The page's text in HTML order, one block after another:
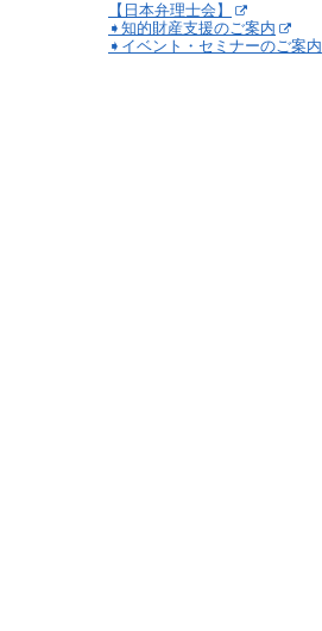
【日本弁理士会】
➧知的財産支援のご案内
➧イベント・セミナーのご案内